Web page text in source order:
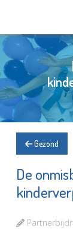
Gezond
De